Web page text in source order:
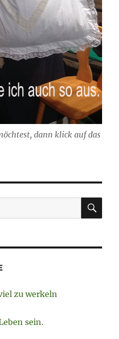
dann klick auf das
zu werkeln
sein.